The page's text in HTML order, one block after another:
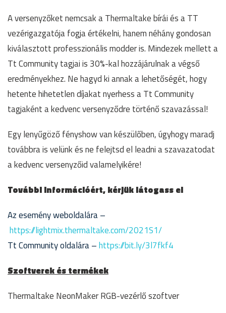
A versenyzőket nemcsak a Thermaltake bírái és a TT
vezérigazgatója fogja értékelni, hanem néhány gondosan
kiválasztott professzionális modder is. Mindezek mellett a
Tt Community tagjai is 30%-kal hozzájárulnak a végső
eredményekhez. Ne hagyd ki annak a lehetőségét, hogy
hetente hihetetlen díjakat nyerhess a Tt Community
tagjaként a kedvenc versenyződre történő szavazással!
Egy lenyűgöző fényshow van készülőben, úgyhogy maradj
továbbra is velünk és ne felejtsd el leadni a szavazatodat
a kedvenc versenyzőid valamelyikére!
További információért, kérjük látogass el
Az esemény weboldalára –
https://lightmix.thermaltake.com/2021S1/
Tt Community oldalára –https://bit.ly/3l7fkf4
Szoftverek és termékek
Thermaltake NeonMaker RGB-vezérlő szoftver